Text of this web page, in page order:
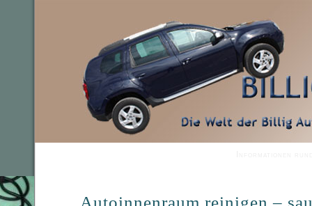
Autoinnenraum reinigen –